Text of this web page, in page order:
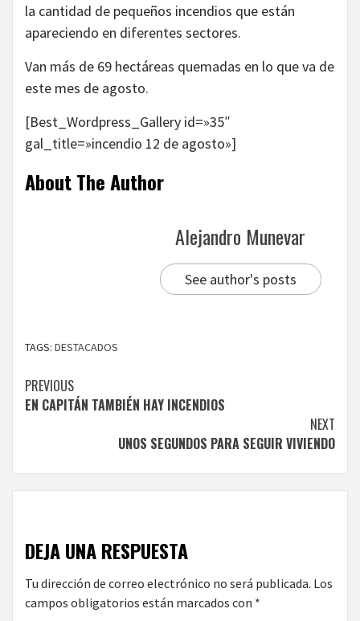
la cantidad de pequeños incendios que están
apareciendo en diferentes sectores.
Van más de 69 hectáreas quemadas en lo que va de
este mes de agosto.
[Best_Wordpress_Gallery id=»35″
gal_title=»incendio 12 de agosto»]
About The Author
Alejandro Munevar
See author's posts
TAGS: DESTACADOS
Continue
Reading
PREVIOUS
EN CAPITÁN TAMBIÉN HAY INCENDIOS
NEXT
UNOS SEGUNDOS PARA SEGUIR VIVIENDO
DEJA UNA RESPUESTA
Tu dirección de correo electrónico no será publicada. Los
campos obligatorios están marcados con *